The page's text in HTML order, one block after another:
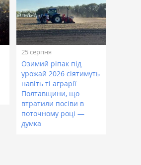
25 серпня
Озимий ріпак під
урожай 2026 сіятимуть
навіть ті аграрії
Полтавщини, що
втратили посіви в
поточному році —
думка